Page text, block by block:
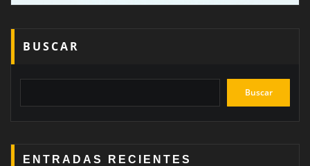
BUSCAR
Buscar
ENTRADAS RECIENTES